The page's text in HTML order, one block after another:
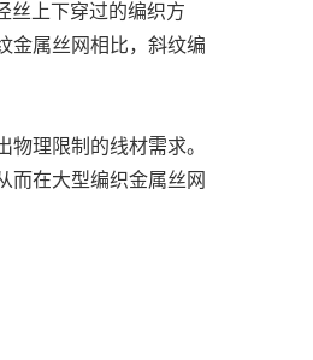
丝上下穿过的编织方
金属丝网相比，斜纹编
理限制的线材需求。
而在大型编织金属丝网